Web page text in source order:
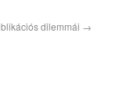
dilemmái →